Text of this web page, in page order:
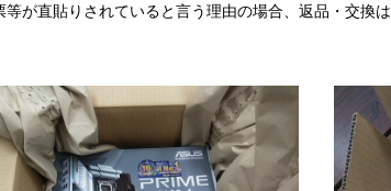
が直貼りされていると言う理由の場合、返品・交換